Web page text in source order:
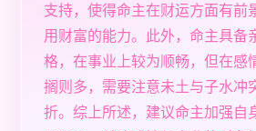
支持，使得命主在财运方面有前
用财富的能力。此外，命主具备
格，在事业上较为顺畅，但在感
搁则多，需要注意未土与子水冲
折。综上所述，建议命主加强自